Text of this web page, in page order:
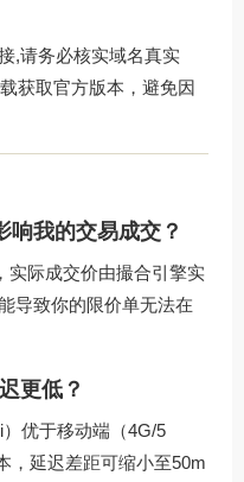
,请务必核实域名真实
获取官方版本，避免因
响我的交易成交？
实际成交价由撮合引擎实
导致你的限价单无法在
更低？
优于移动端（4G/5
，延迟差距可缩小至50m